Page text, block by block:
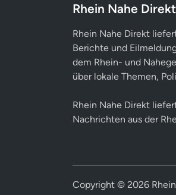
Rhein Nahe
Rhein Nahe Direkt
Berichte und
dem Rhein- und
über lokale Themen,
Rhein Nahe Direkt
Nachrichten aus der
Copyright © 2026